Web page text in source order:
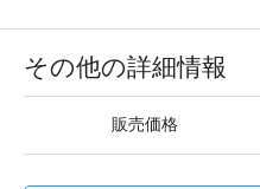
その他の詳細情報
販売価格